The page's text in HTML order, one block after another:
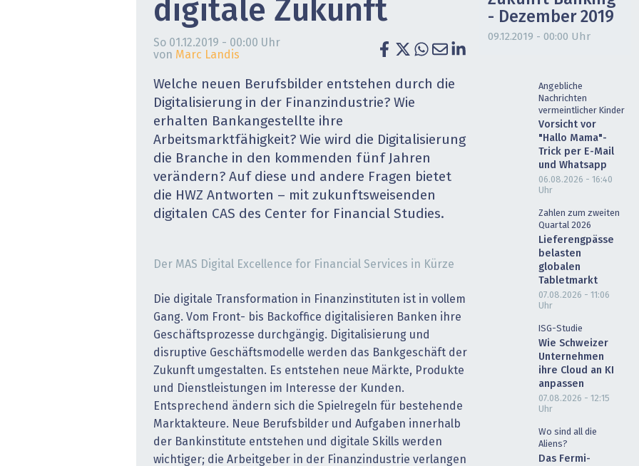
» alle News Gesundheit wird digital
EU-DSGVO
XaaS, Managed Services & Co.
Digital Banking
» alle Dossiers
IT for Health
Artificial Intelligence
Finance 2030
Fintech & Insurtech
Professional AV & Digital Signage
digitale Zukunft
So 01.12.2019 - 00:00 Uhr
von Marc Landis
Welche neuen Berufsbilder entstehen durch die
Digitalisierung in der Finanzindustrie? Wie
erhalten Bankangestellte ihre
Arbeitsmarktfähigkeit? Wie wird die Digitalisierung
die Branche in den kommenden fünf Jahren
verändern? Auf diese und andere Fragen bietet
die HWZ Antworten – mit zukunftsweisenden
digitalen CAS des Center for Financial Studies.
Der MAS Digital Excellence for Financial Services in Kürze
Die digitale Transformation in Finanzinstituten ist in vollem
Gang. Vom Front- bis Backoffice digitalisieren Banken ihre
Geschäftsprozesse durchgängig. Digitalisierung und
disruptive Geschäftsmodelle werden das Bankgeschäft der
Zukunft umgestalten. Es entstehen neue Märkte, Produkte
und Dienstleistungen im Interesse der Kunden.
Entsprechend ändern sich die Spielregeln für bestehende
Marktakteure. Neue Berufsbilder und Aufgaben innerhalb
der Bankinstitute entstehen und digitale Skills werden
wichtiger; die Arbeitgeber in der Finanzindustrie verlangen
- Dezember 2019
09.12.2019 - 00:00 Uhr
Angebliche
Nachrichten
vermeintlicher Kinder
Vorsicht vor
"Hallo Mama"-
Trick per E-Mail
und Whatsapp
06.08.2026 - 16:40
Uhr
Zahlen zum zweiten
Quartal 2026
Lieferengpässe
belasten
globalen
Tabletmarkt
07.08.2026 - 11:06
Uhr
ISG-Studie
Wie Schweizer
Unternehmen
ihre Cloud an KI
anpassen
07.08.2026 - 12:15
Uhr
Wo sind all die
Aliens?
Das Fermi-